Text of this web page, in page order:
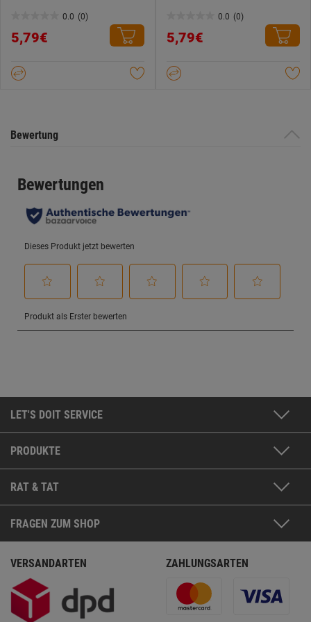
0.0 (0)
von
Sternen.
5,79€
0.0 (0)
von
Sternen.
5,79€
Bewertung
LET'S DOIT SERVICE
PRODUKTE
RAT & TAT
FRAGEN ZUM SHOP
VERSANDARTEN ZAHLUNGSARTEN